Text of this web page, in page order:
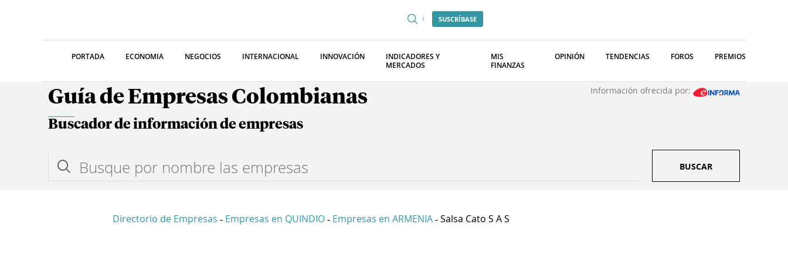
SUSCRÍBASE
PORTADA ECONOMIA NEGOCIOS INTERNACIONAL INNOVACIÓN
INDICADORES Y
MERCADOS
MIS
FINANZAS
OPINIÓN TENDENCIAS FOROS PREMIOS
Guía de Empresas Colombianas Información ofrecida por:
Buscador de información de empresas
BUSCAR
Directorio de Empresas - Empresas en QUINDIO - Empresas en ARMENIA - Salsa Cato S A S